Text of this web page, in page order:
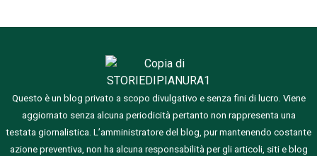
Questo è un blog privato a scopo divulgativo e senza fini di lucro. Viene
aggiornato senza alcuna periodicità pertanto non rappresenta una
testata giornalistica. L’amministratore del blog, pur mantenendo costante
azione preventiva, non ha alcuna responsabilità per gli articoli, siti e blog